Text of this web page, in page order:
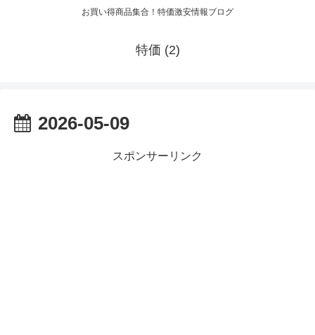
お買い得商品集合！特価激安情報ブログ
特価 (2)
2026-05-09
スポンサーリンク